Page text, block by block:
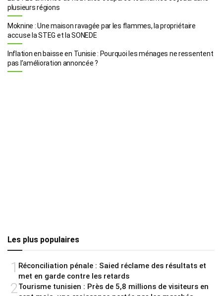
plusieurs régions
Moknine : Une maison ravagée par les flammes, la propriétaire
accuse la STEG et la SONEDE
Inflation en baisse en Tunisie : Pourquoi les ménages ne ressentent
pas l’amélioration annoncée ?
Les plus populaires
1 Réconciliation pénale : Saied réclame des résultats et
met en garde contre les retards
2Tourisme tunisien : Près de 5,8 millions de visiteurs en